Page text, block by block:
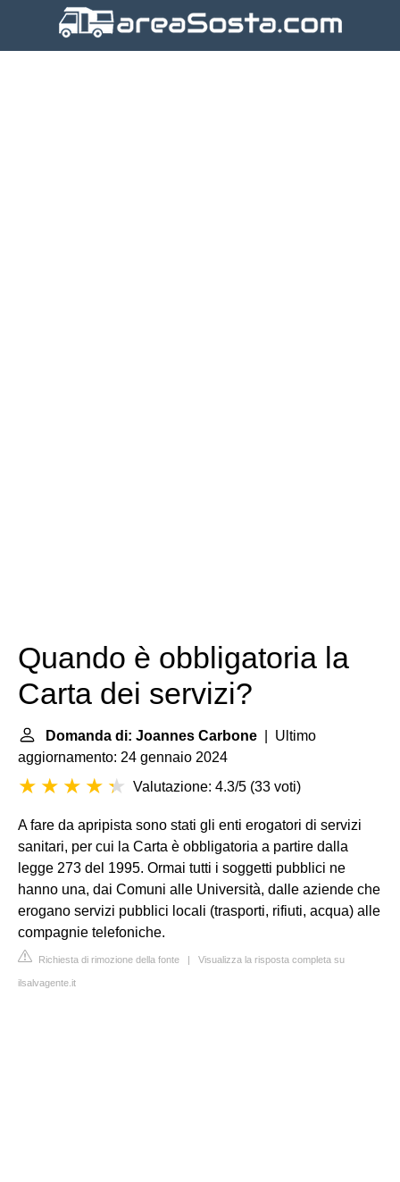
Quando è obbligatoria la
Carta dei servizi?
Domanda di: Joannes Carbone | Ultimo
aggiornamento: 24 gennaio 2024
Valutazione: 4.3/5 (33 voti)
A fare da apripista sono stati gli enti erogatori di servizi
sanitari, per cui la Carta è obbligatoria a partire dalla
legge 273 del 1995. Ormai tutti i soggetti pubblici ne
hanno una, dai Comuni alle Università, dalle aziende che
erogano servizi pubblici locali (trasporti, rifiuti, acqua) alle
compagnie telefoniche.
Richiesta di rimozione della fonte | Visualizza la risposta completa su
ilsalvagente.it